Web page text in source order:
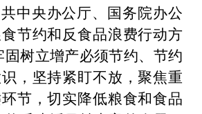
中央办公厅、国务院办公
节约和反食品浪费行动方
固树立增产必须节约、节约
，坚持紧盯不放，聚焦重
节，切实降低粮食和食品